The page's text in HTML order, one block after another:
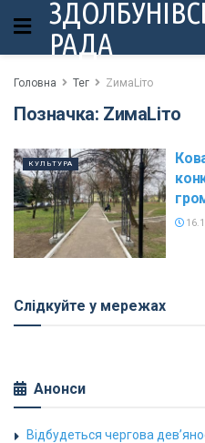
РАДА
Головна Тег ZимаLіто
Позначка: ZимаLіто
КУЛЬТУРА
Слідкуйте у мережах
Анонси
Відбудеться чергова